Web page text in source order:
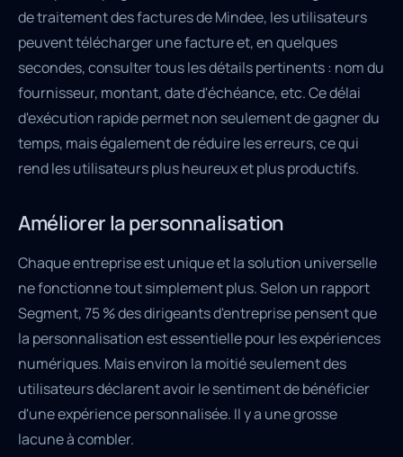
de traitement des factures de Mindee, les utilisateurs
peuvent télécharger une facture et, en quelques
secondes, consulter tous les détails pertinents : nom du
fournisseur, montant, date d'échéance, etc. Ce délai
d'exécution rapide permet non seulement de gagner du
temps, mais également de réduire les erreurs, ce qui
rend les utilisateurs plus heureux et plus productifs.
Améliorer la personnalisation
Chaque entreprise est unique et la solution universelle
ne fonctionne tout simplement plus. Selon un rapport
Segment, 75 % des dirigeants d'entreprise pensent que
la personnalisation est essentielle pour les expériences
numériques. Mais environ la moitié seulement des
utilisateurs déclarent avoir le sentiment de bénéficier
d'une expérience personnalisée. Il y a une grosse
lacune à combler.